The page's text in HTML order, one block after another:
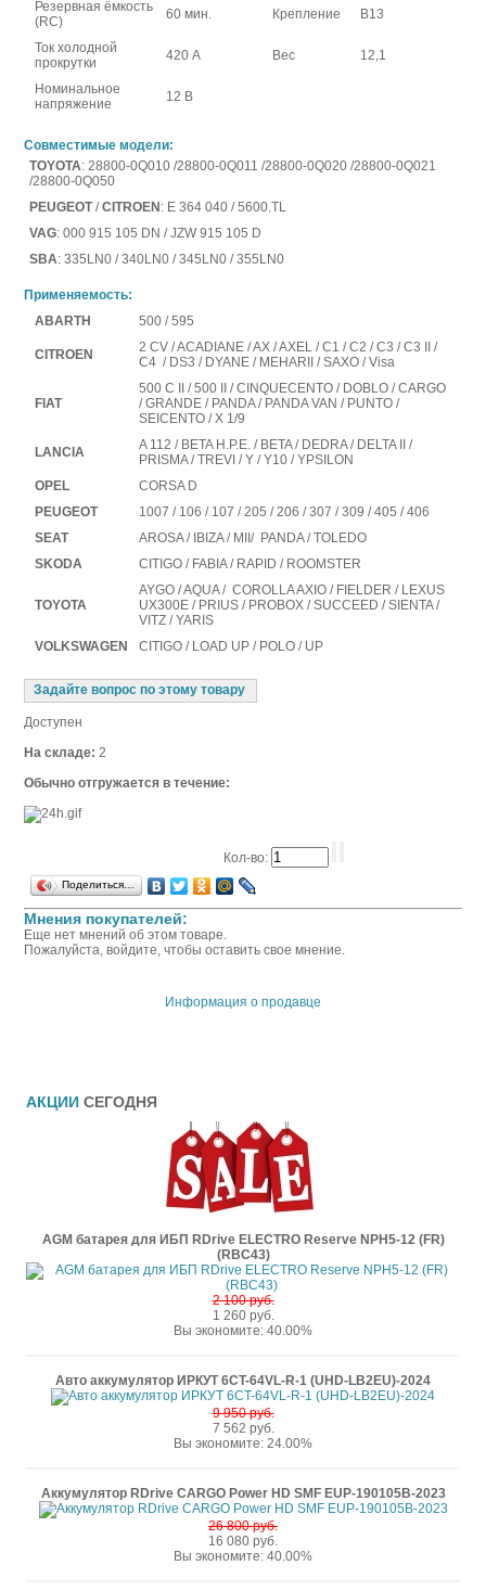
Резервная ёмкость
(RC)
60 мин. Крепление В13
Ток холодной
прокрутки
420 А Вес 12,1
Номинальное
напряжение
12 В
Совместимые модели:
TOYOTA: 28800-0Q010 /28800-0Q011 /28800-0Q020 /28800-0Q021
/28800-0Q050
PEUGEOT/CITROEN : E 364 040 / 5600.TL
VAG: 000 915 105 DN / JZW 915 105 D
SBA: 335LN0 / 340LN0 / 345LN0 / 355LN0
Применяемость:
ABARTH
500 / 595
CITROEN
2 CV / ACADIANE / AX / AXEL / C1 / C2 / C3 / C3 II /
C4 / DS3 / DYANE / MEHARII / SAXO / Visa
FIAT
500 C II / 500 II / CINQUECENTO / DOBLO / CARGO
/ GRANDE / PANDA / PANDA VAN / PUNTO /
SEICENTO / X 1/9
LANCIA
A 112 / BETA H.P.E. / BETA / DEDRA / DELTA II /
PRISMA / TREVI / Y / Y10 / YPSILON
OPEL
CORSA D
PEUGEOT
1007 / 106 / 107 / 205 / 206 / 307 / 309 / 405 / 406
SEAT
AROSA / IBIZA / MII/ PANDA / TOLEDO
SKODA
CITIGO / FABIA / RAPID / ROOMSTER
TOYOTA
AYGO / AQUA / COROLLA AXIO / FIELDER / LEXUS
UX300E / PRIUS / PROBOX / SUCCEED / SIENTA /
VITZ / YARIS
VOLKSWAGEN
CITIGO / LOAD UP / POLO / UP
Задайте вопрос по этому товару
Доступен
На складе: 2
Обычно отгружается в течение:
Кол-во:
Поделиться…
Мнения покупателей:
Еще нет мнений об этом товаре.
Пожалуйста, войдите, чтобы оставить свое мнение.
Информация о продавце
АКЦИИ СЕГОДНЯ
AGM батарея для ИБП RDrive ELECTRO Reserve NPH5-12 (FR)
(RBC43)
2 100 руб.
1 260 руб.
Вы экономите: 40.00%
Авто аккумулятор ИРКУТ 6CT-64VL-R-1 (UHD-LB2EU)-2024
9 950 руб.
7 562 руб.
Вы экономите: 24.00%
Аккумулятор RDrive CARGO Power HD SMF EUP-190105B-2023
26 800 руб.
16 080 руб.
Вы экономите: 40.00%